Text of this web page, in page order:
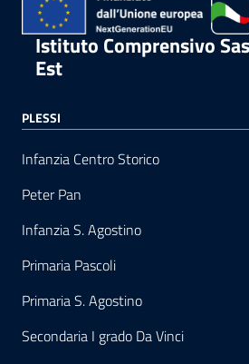
Istituto Comprensivo
Est
PLESSI
Infanzia Centro Storico
Peter Pan
Infanzia S. Agostino
Primaria Pascoli
Primaria S. Agostino
Secondaria I grado Da Vinci